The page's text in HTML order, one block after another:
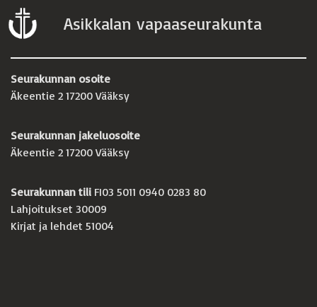
Asikkalan vapaaseurakunta
Seurakunnan osoite
Äkeentie 2 17200 Vääksy
Seurakunnan jakeluosoite
Äkeentie 2 17200 Vääksy
Seurakunnan tili FI03 5011 0940 0283 80
Lahjoitukset 30009
Kirjat ja lehdet 51004